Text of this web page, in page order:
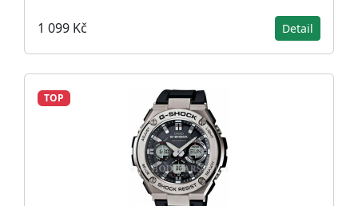
1 099 Kč Detail
TOP